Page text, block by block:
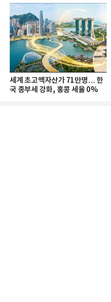
세계 초고액자산가 71만명… 한
국 종부세 강화, 홍콩 세율 0%